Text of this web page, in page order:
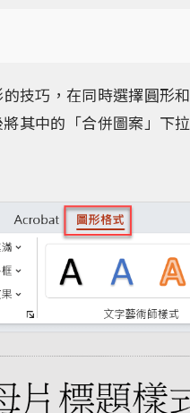
技巧，在同時選擇圓形
其中的「合併圖案」下